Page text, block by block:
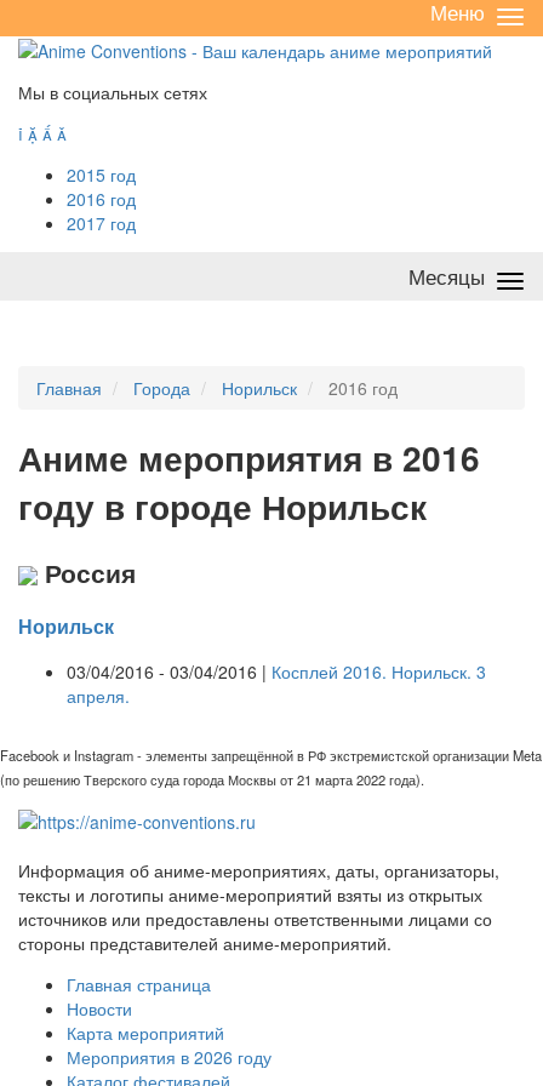
/
Меню
Мы в социальных сетях
   
2015 год
2016 год
2017 год
Месяцы
Главная Города Норильск 2016 год
Аниме мероприятия в 2016
году в городе Норильск
Россия
Норильск
03/04/2016 - 03/04/2016 | Косплей 2016. Норильск. 3
апреля.
Facebook и Instagram - элементы запрещённой в РФ экстремистской организации Meta
(по решению Тверского суда города Москвы от 21 марта 2022 года).
Информация об аниме-мероприятиях, даты, организаторы,
тексты и логотипы аниме-мероприятий взяты из открытых
источников или предоставлены ответственными лицами со
стороны представителей аниме-мероприятий.
Главная страница
Новости
Карта мероприятий
Мероприятия в 2026 году